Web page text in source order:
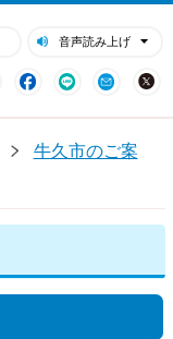
音声読み上げ
Instagram
Facebook
LINE Mail
牛久市のご案